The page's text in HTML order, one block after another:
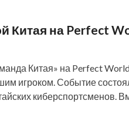
Китая на Perfect
Китая» на Perfect
игроком. Событие
киберспортсменов.